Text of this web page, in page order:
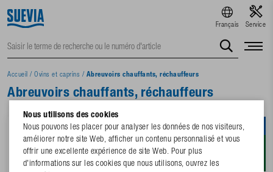
Français Service
Accueil / Ovins et caprins / Abreuvoirs chauffants, réchauffeurs
Abreuvoirs chauffants, réchauffeurs
Nous utilisons des cookies
Nous pouvons les placer pour analyser les données de nos visiteurs,
améliorer notre site Web, afficher un contenu personnalisé et vous
offrir une excellente expérience de site Web. Pour plus
d'informations sur les cookies que nous utilisons, ouvrez les